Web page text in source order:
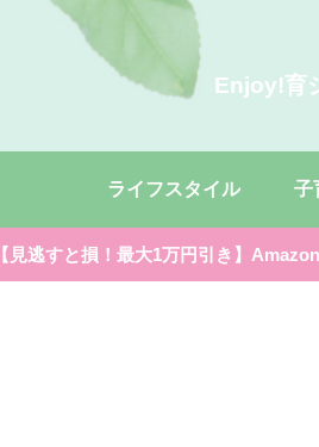
Enjoy!育
ライフスタイル 子
【見逃すと損！最大1万円引き】